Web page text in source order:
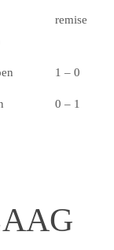
remise
1 – 0
0 – 1